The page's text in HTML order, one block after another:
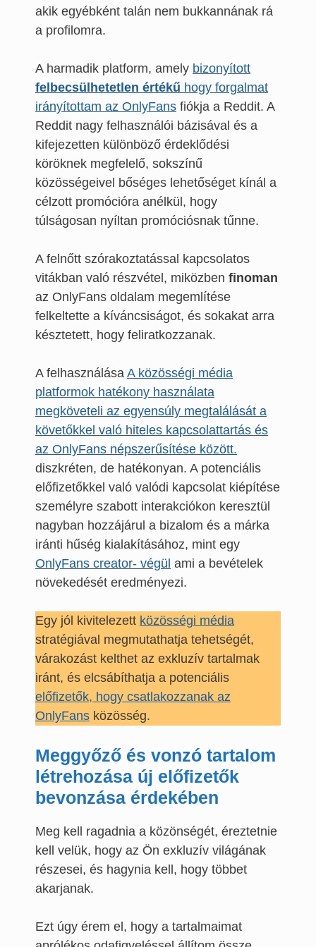
akik egyébként talán nem bukkannának rá
a profilomra.
A harmadik platform, amely bizonyított
felbecsülhetetlen értékű hogy forgalmat
irányítottam az OnlyFans fiókja a Reddit. A
Reddit nagy felhasználói bázisával és a
kifejezetten különböző érdeklődési
köröknek megfelelő, sokszínű
közösségeivel bőséges lehetőséget kínál a
célzott promócióra anélkül, hogy
túlságosan nyíltan promóciósnak tűnne.
A felnőtt szórakoztatással kapcsolatos
vitákban való részvétel, miközben finoman
az OnlyFans oldalam megemlítése
felkeltette a kíváncsiságot, és sokakat arra
késztetett, hogy feliratkozzanak.
A felhasználása A közösségi média
platformok hatékony használata
megköveteli az egyensúly megtalálását a
követőkkel való hiteles kapcsolattartás és
az OnlyFans népszerűsítése között.
diszkréten, de hatékonyan. A potenciális
előfizetőkkel való valódi kapcsolat kiépítése
személyre szabott interakciókon keresztül
nagyban hozzájárul a bizalom és a márka
iránti hűség kialakításához, mint egy
OnlyFans creator- végül ami a bevételek
növekedését eredményezi.
Egy jól kivitelezett közösségi média
stratégiával megmutathatja tehetségét,
várakozást kelthet az exkluzív tartalmak
iránt, és elcsábíthatja a potenciális
előfizetők, hogy csatlakozzanak az
OnlyFans közösség.
Meggyőző és vonzó tartalom
létrehozása új előfizetők
bevonzása érdekében
Meg kell ragadnia a közönségét, éreztetnie
kell velük, hogy az Ön exkluzív világának
részesei, és hagynia kell, hogy többet
akarjanak.
Ezt úgy érem el, hogy a tartalmaimat